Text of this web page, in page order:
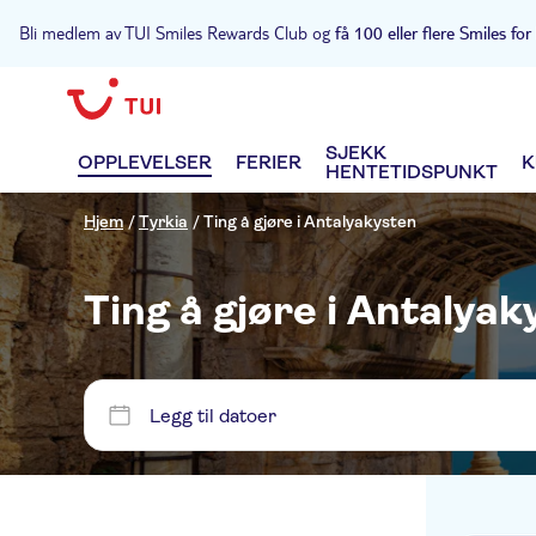
Bli medlem av TUI Smiles Rewards Club og få 100 eller flere Smiles for
OPPLEVELSER FERIER
SJEKK
HENTETIDSPUNKT
Hjem /Tyrkia /Ting å gjøre i Antalyakysten
Ting å gjøre i
Legg til datoer